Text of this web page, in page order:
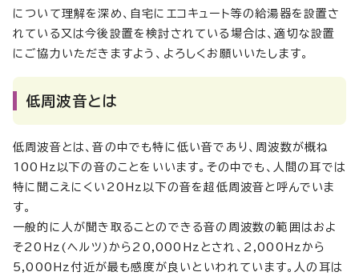
について理解を深め、自宅にエコキュート等の給湯器を設置さ
れている又は今後設置を検討されている場合は、適切な設置
にご協力いただきますよう、よろしくお願いいたします。
低周波音とは
低周波音とは、音の中でも特に低い音であり、周波数が概ね
100Hz以下の音のことをいいます。その中でも、人間の耳では
特に聞こえにくい20Hz以下の音を超低周波音と呼んでいま
す。
一般的に人が聞き取ることのできる音の周波数の範囲はおよ
そ20Hz(ヘルツ)から20,000Hzとされ、2,000Hzから
5,000Hz付近が最も感度が良いといわれています。人の耳は